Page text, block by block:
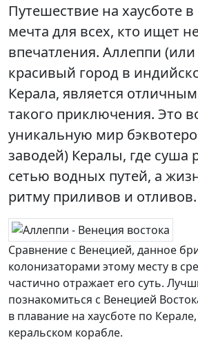
Путешествие на хаусботе
мечта для всех, кто ищет
впечатления. Аллеппи
красивый город в
Керала, является
такого приключения. Это
уникальную мир
заводей) Кералы, где суша
сетью водных путей, а
ритму приливов и отливов.
Сравнение с Венецией, данное
колонизаторами этому месту в
частично отражает его суть.
познакомиться с Венецией
в плавание на хаусботе по
керальском корабле.